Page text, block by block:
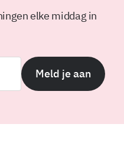
elke middag in
Meld je aan